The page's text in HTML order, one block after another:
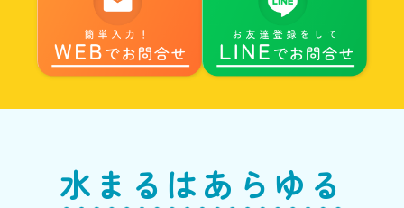
水まるはあらゆる